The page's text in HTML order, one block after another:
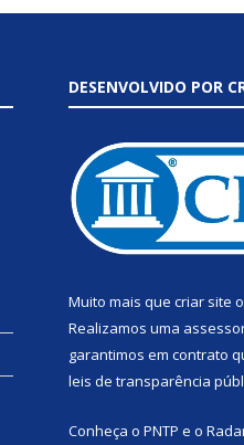
DESENVOLVIDO POR
Muito mais que criar site
Realizamos uma
garantimos em contrato
leis de transparência
Conheça o PNTP e o